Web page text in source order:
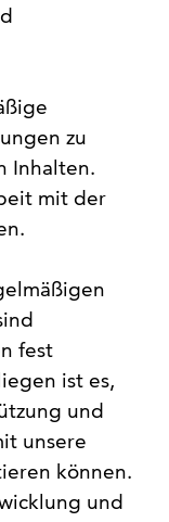
zu
Inhalten.
mit der
fest
ist es,
und
unsere
können.
und